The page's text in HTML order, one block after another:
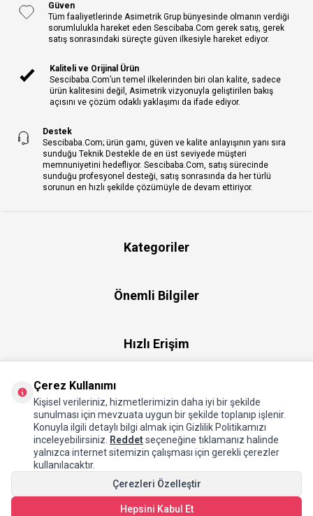
Güven
Tüm faaliyetlerinde Asimetrik Grup bünyesinde olmanın verdiği
sorumlulukla hareket eden Sescibaba.Com gerek satış, gerek
satış sonrasındaki süreçte güven ilkesiyle hareket ediyor.
Kaliteli ve Orijinal Ürün
Sescibaba.Com’un temel ilkelerinden biri olan kalite, sadece
ürün kalitesini değil, Asimetrik vizyonuyla geliştirilen bakış
açısını ve çözüm odaklı yaklaşımı da ifade ediyor.
Destek
Sescibaba.Com; ürün gamı, güven ve kalite anlayışının yanı sıra
sunduğu Teknik Destekle de en üst seviyede müşteri
memnuniyetini hedefliyor. Sescibaba.Com, satış sürecinde
sunduğu profesyonel desteği, satış sonrasında da her türlü
sorunun en hızlı şekilde çözümüyle de devam ettiriyor.
Kategoriler
Önemli Bilgiler
Hızlı Erişim
Hakkımızda
Çerez Kullanımı
Kişisel verileriniz, hizmetlerimizin daha iyi bir şekilde
sunulması için mevzuata uygun bir şekilde toplanıp işlenir.
Konuyla ilgili detaylı bilgi almak için Gizlilik Politikamızı
inceleyebilirsiniz.
Reddetseçeneğine tıklamanız halinde
yalnızca internet sitemizin çalışması için gerekli çerezler
kullanılacaktır.
Çerezleri Özelleştir
Hepsini Kabul Et